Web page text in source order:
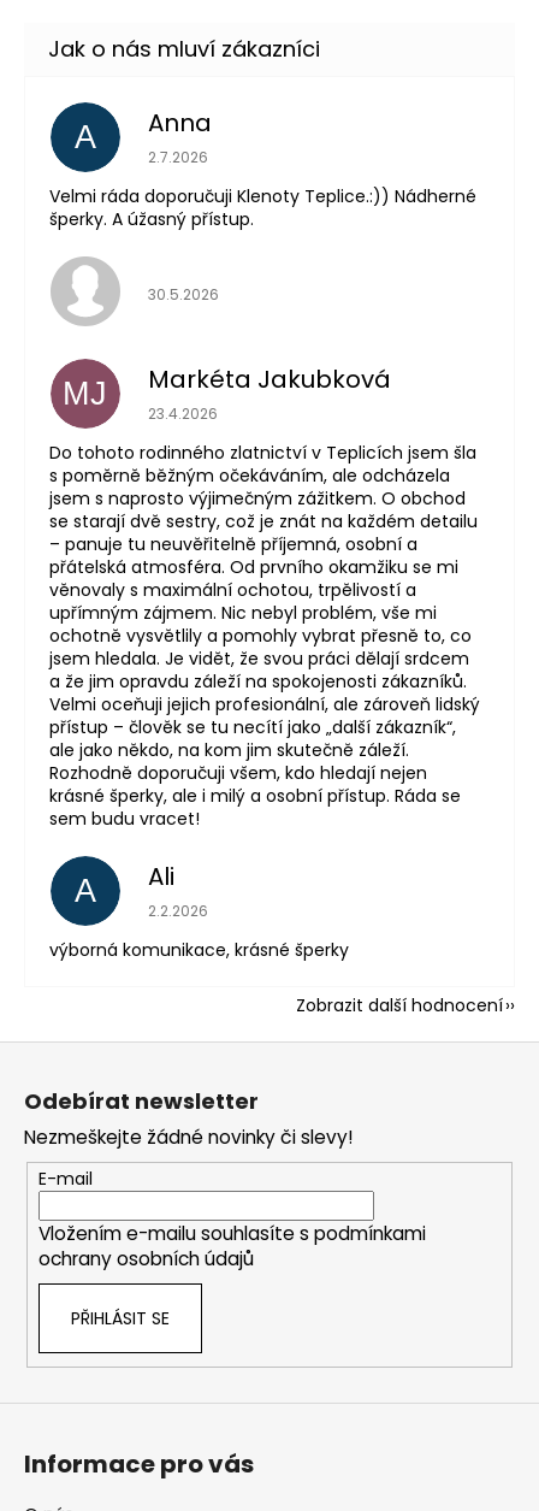
A Anna
Hodnocení obchodu je 5 z 5 hvězdiček.
2.7.2026
Velmi ráda doporučuji Klenoty Teplice.:)) Nádherné
šperky. A úžasný přístup.
Hodnocení obchodu je 5 z 5 hvězdiček.
30.5.2026
MJ Markéta Jakubková
Hodnocení obchodu je 5 z 5 hvězdiček.
23.4.2026
Do tohoto rodinného zlatnictví v Teplicích jsem šla
s poměrně běžným očekáváním, ale odcházela
jsem s naprosto výjimečným zážitkem. O obchod
se starají dvě sestry, což je znát na každém detailu
– panuje tu neuvěřitelně příjemná, osobní a
přátelská atmosféra. Od prvního okamžiku se mi
věnovaly s maximální ochotou, trpělivostí a
upřímným zájmem. Nic nebyl problém, vše mi
ochotně vysvětlily a pomohly vybrat přesně to, co
jsem hledala. Je vidět, že svou práci dělají srdcem
a že jim opravdu záleží na spokojenosti zákazníků.
Velmi oceňuji jejich profesionální, ale zároveň lidský
přístup – člověk se tu necítí jako „další zákazník“,
ale jako někdo, na kom jim skutečně záleží.
Rozhodně doporučuji všem, kdo hledají nejen
krásné šperky, ale i milý a osobní přístup. Ráda se
sem budu vracet!
A Ali
Hodnocení obchodu je 5 z 5 hvězdiček.
2.2.2026
výborná komunikace, krásné šperky
Zobrazit další hodnocení
Z
Odebírat newsletter
Nezmeškejte žádné novinky či slevy!
E-mail
Vložením e-mailu souhlasíte s podmínkami
ochrany osobních údajů
PŘIHLÁSIT SE
Informace pro vás